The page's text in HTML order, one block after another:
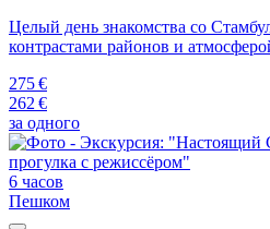
Целый день знакомства со
контрастами районов и
275 €
262 €
за одного
6 часов
Пешком